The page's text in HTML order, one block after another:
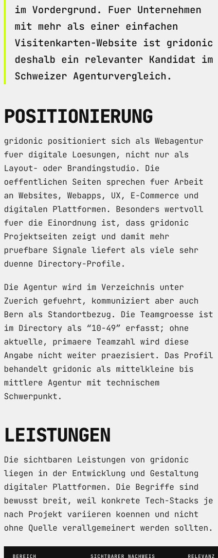
im Vordergrund. Fuer Unternehmen
mit mehr als einer einfachen
Visitenkarten-Website ist gridonic
deshalb ein relevanter Kandidat im
Schweizer Agenturvergleich.
POSITIONIERUNG
gridonic positioniert sich als Webagentur
fuer digitale Loesungen, nicht nur als
Layout- oder Brandingstudio. Die
oeffentlichen Seiten sprechen fuer Arbeit
an Websites, Webapps, UX, E-Commerce und
digitalen Plattformen. Besonders wertvoll
fuer die Einordnung ist, dass gridonic
Projektseiten zeigt und damit mehr
pruefbare Signale liefert als viele sehr
duenne Directory-Profile.
Die Agentur wird im Verzeichnis unter
Zuerich gefuehrt, kommuniziert aber auch
Bern als Standortbezug. Die Teamgroesse ist
im Directory als “10-49” erfasst; ohne
aktuelle, primaere Teamzahl wird diese
Angabe nicht weiter praezisiert. Das Profil
behandelt gridonic als mittelkleine bis
mittlere Agentur mit technischem
Schwerpunkt.
LEISTUNGEN
Die sichtbaren Leistungen von gridonic
liegen in der Entwicklung und Gestaltung
digitaler Plattformen. Die Begriffe sind
bewusst breit, weil konkrete Tech-Stacks je
nach Projekt variieren koennen und nicht
ohne Quelle verallgemeinert werden sollten.
BEREICH SICHTBARER NACHWEIS RELEVANZ